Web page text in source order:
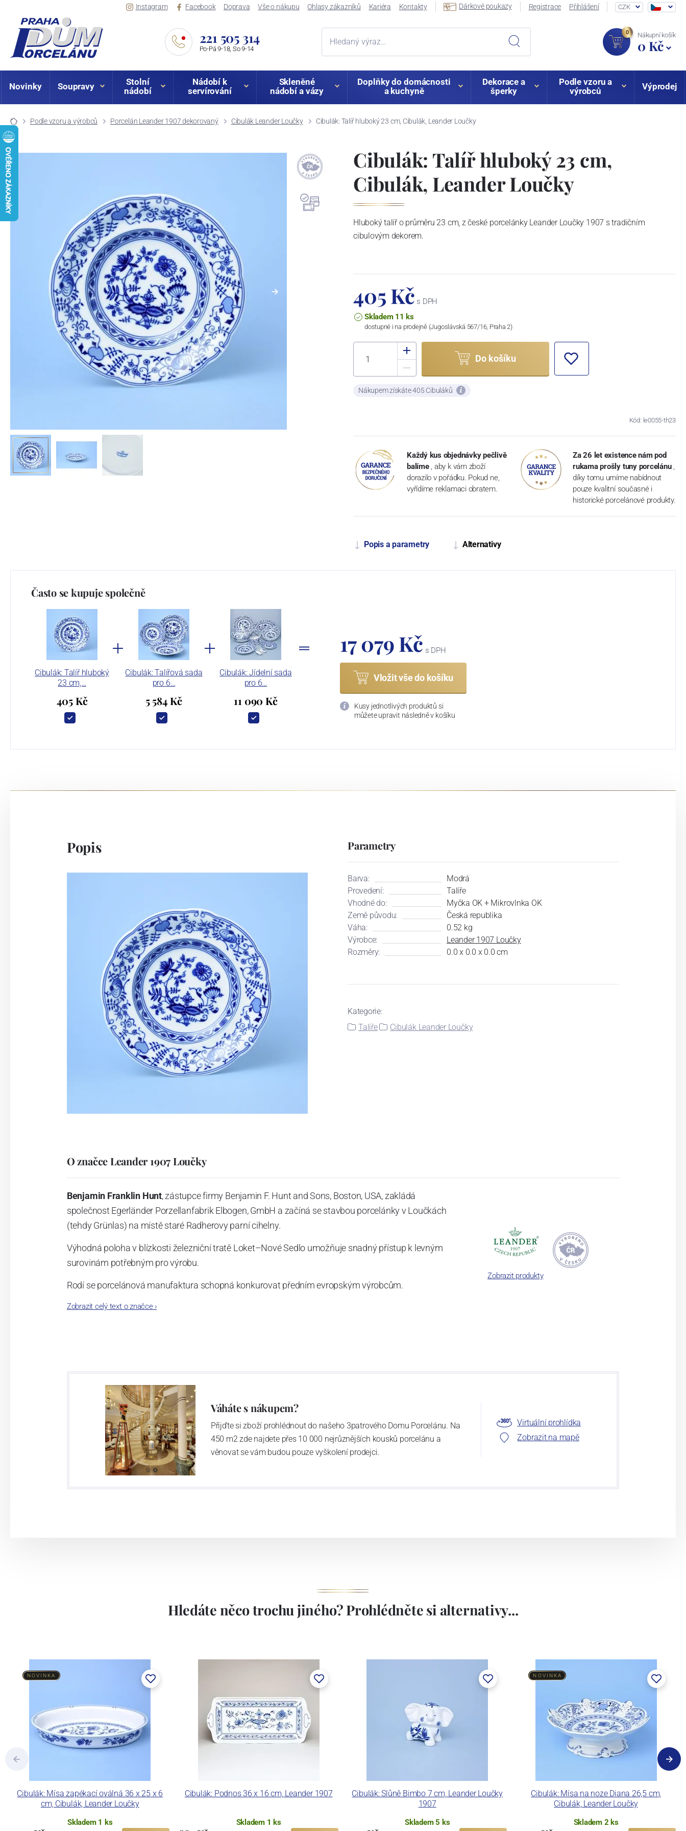
Instagram Facebook Doprava Vše o nákupu Ohlasy zákazníků Kariéra Kontakty Dárkové poukazy Registrace Přihlášení CZK
221 505 314
Po-Pá 9-18, So 9-14
0 Nákupní košík
0 Kč
Novinky Soupravy
Stolní
nádobí
Nádobí k
servírování
Skleněné
nádobí a vázy
Doplňky do domácnosti
a kuchyně
Dekorace a
šperky
Podle vzoru a
výrobců
Výprodej
Podle vzoru a výrobců Porcelán Leander 1907 dekorovaný Cibulák Leander Loučky Cibulák: Talíř hluboký 23 cm, Cibulák, Leander Loučky
Cibulák: Talíř hluboký 23 cm,
Cibulák, Leander Loučky
Hluboký talíř o průměru 23 cm, z české porcelánky Leander Loučky 1907 s tradičním
cibulovým dekorem.
405 Kč s DPH
Skladem 11 ks
dostupné i na prodejně (Jugoslávská 567/16, Praha 2)
Do košíku
Nákupem získáte 405 Cibuláků
Kód: le0055-th23
Každý kus objednávky pečlivě
balíme , aby k vám zboží
dorazilo v pořádku. Pokud ne,
vyřídíme reklamaci obratem.
Za 26 let existence nám pod
rukama prošly tuny porcelánu ,
díky tomu umíme nabídnout
pouze kvalitní současné i
historické porcelánové produkty.
Popis a parametry Alternativy
Často se kupuje společně
Cibulák: Talíř hluboký
23 cm,…
405 Kč
Cibulák: Talířová sada
pro 6…
5 584 Kč
Cibulák: Jídelní sada
pro 6…
11 090 Kč
17 079 Kč s DPH
Vložit vše do košíku
Kusy jednotlivých produktů si
můžete upravit následně v košíku
Popis Parametry
Barva:
Modrá
Provedení:
Talíře
Vhodné do:
Myčka OK + Mikrovlnka OK
Země původu:
Česká republika
Váha:
0.52 kg
Výrobce:
Leander 1907 Loučky
Rozměry:
0.0 x 0.0 x 0.0 cm
Kategorie:
Talíře
Cibulák Leander Loučky
O značce Leander 1907 Loučky
Benjamin Franklin Hunt, zástupce firmy Benjamin F. Hunt and Sons, Boston, USA, zakládá
společnost Egerländer Porzellanfabrik Elbogen, GmbH a začíná se stavbou porcelánky v Loučkách
(tehdy Grünlas) na místě staré Radherovy parní cihelny.
Výhodná poloha v blízkosti železniční tratě Loket–Nové Sedlo umožňuje snadný přístup k levným
surovinám potřebným pro výrobu.
Rodí se porcelánová manufaktura schopná konkurovat předním evropským výrobcům.
Zobrazit celý text o značce›
Zobrazit produkty
Váháte s nákupem?
Přijďte si zboží prohlédnout do našeho 3patrového Domu Porcelánu. Na
450 m2 zde najdete přes 10 000 nejrůznějších kousků porcelánu a
věnovat se vám budou pouze vyškolení prodejci.
Virtuální prohlídka
Zobrazit na mapě
Hledáte něco trochu jiného? Prohlédněte si alternativy...
Cibulák: Mísa zapékací oválná 36 x 25 x 6
cm, Cibulák, Leander Loučky
NOVINKA
Skladem 1 ks
Cibulák: Podnos 36 x 16 cm, Leander 1907
Skladem 1 ks
Cibulák: Slůně Bimbo 7 cm, Leander Loučky
1907
Skladem 5 ks
Cibulák: Mísa na noze Diana 26,5 cm,
Cibulák, Leander Loučky
NOVINKA
Skladem 2 ks